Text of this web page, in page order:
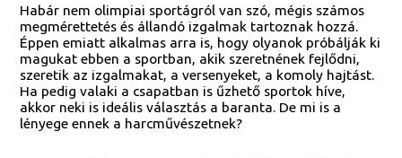
Habár nem olimpiai sportágról van szó, mégis számos
megmérettetés és állandó izgalmak tartoznak hozzá.
Éppen emiatt alkalmas arra is, hogy olyanok próbálják ki
magukat ebben a sportban, akik szeretnének fejlődni,
szeretik az izgalmakat, a versenyeket, a komoly hajtást.
Ha pedig valaki a csapatban is űzhető sportok híve,
akkor neki is ideális választás a baranta. De mi is a
lényege ennek a harcművészetnek?